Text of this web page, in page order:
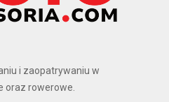
i zaopatrywaniu w
oraz rowerowe.